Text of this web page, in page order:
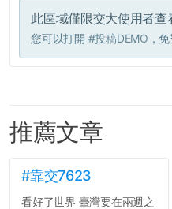
此區域僅限交大使用者查
您可以打開 #投稿DEMO ，
推薦文章
#靠交7623
看好了世界 臺灣要在兩週之